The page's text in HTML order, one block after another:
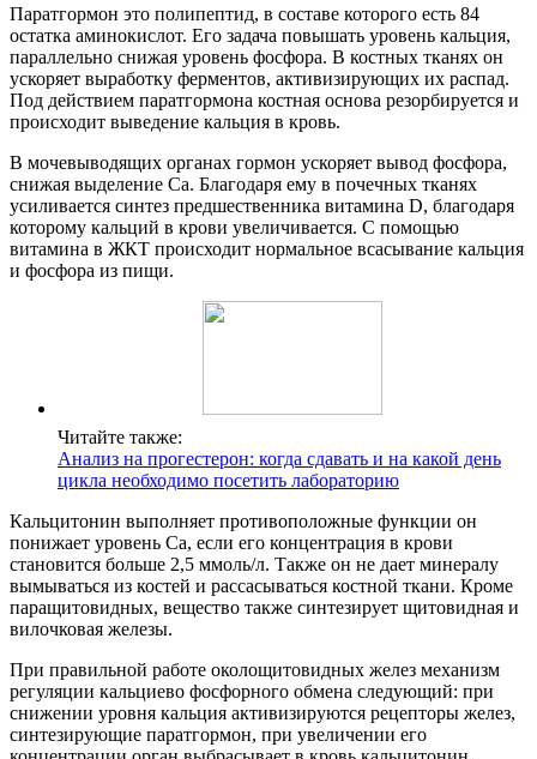
Паратгормон это полипептид, в составе которого есть 84
остатка аминокислот. Его задача повышать уровень кальция,
параллельно снижая уровень фосфора. В костных тканях он
ускоряет выработку ферментов, активизирующих их распад.
Под действием паратгормона костная основа резорбируется и
происходит выведение кальция в кровь.
В мочевыводящих органах гормон ускоряет вывод фосфора,
снижая выделение Са. Благодаря ему в почечных тканях
усиливается синтез предшественника витамина D, благодаря
которому кальций в крови увеличивается. С помощью
витамина в ЖКТ происходит нормальное всасывание кальция
и фосфора из пищи.
Читайте также:
Анализ на прогестерон: когда сдавать и на какой день
цикла необходимо посетить лабораторию
Кальцитонин выполняет противоположные функции он
понижает уровень Са, если его концентрация в крови
становится больше 2,5 ммоль/л. Также он не дает минералу
вымываться из костей и рассасываться костной ткани. Кроме
паращитовидных, вещество также синтезирует щитовидная и
вилочковая железы.
При правильной работе околощитовидных желез механизм
регуляции кальциево фосфорного обмена следующий: при
снижении уровня кальция активизируются рецепторы желез,
синтезирующие паратгормон, при увеличении его